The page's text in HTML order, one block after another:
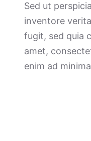
Sed ut
inventore
fugit, sed quia
amet,
enim ad